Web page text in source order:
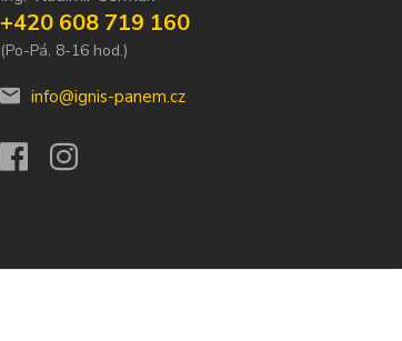
+420 608 719 160
(Po-Pá, 8-16 hod.)
info@ignis-panem.cz